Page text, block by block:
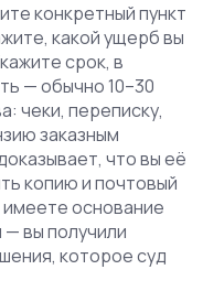
конкретный пункт
какой ущерб вы
срок, в
— обычно 10–30
чеки, переписку,
заказным
что вы её
копию и почтовый
основание
— вы получили
которое суд